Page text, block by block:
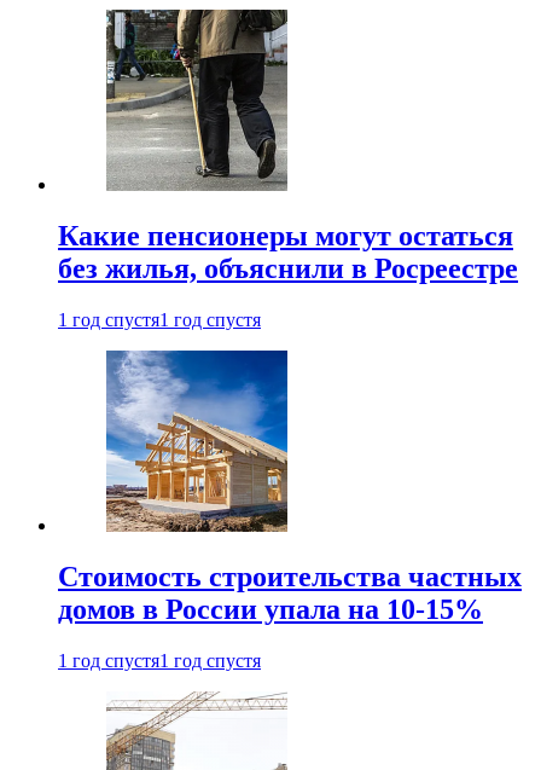
Какие пенсионеры могут остаться
без жилья, объяснили в Росреестре
1 год спустя1 год спустя
Стоимость строительства частных
домов в России упала на 10-15%
1 год спустя1 год спустя